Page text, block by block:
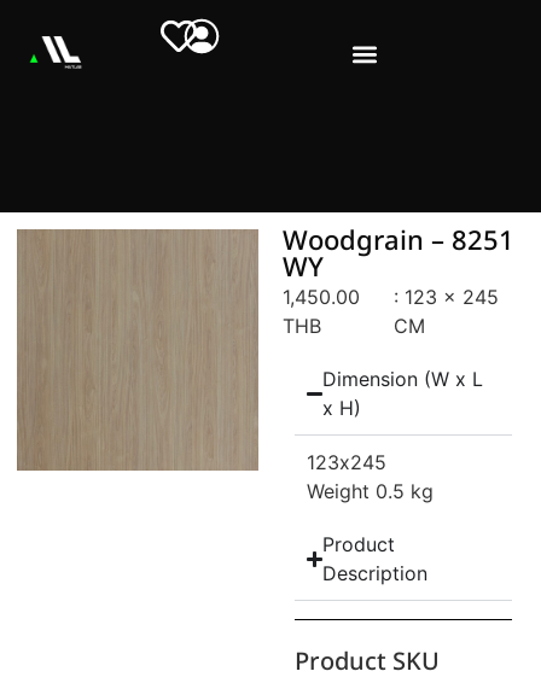
Woodgrain – 8251
WY
1,450.00
THB
: 123 x 245
CM
Dimension (W x L
x H)
123x245
Weight 0.5 kg
Product
Description
Product SKU